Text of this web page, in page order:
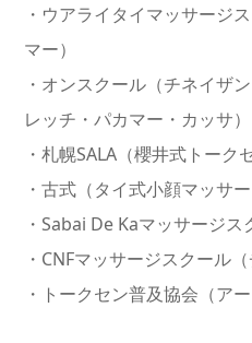
・ウアライタイマッサージ
マー）
・オンスクール（チネイザ
レッチ・パカマー・カッサ）
・札幌SALA（櫻井式トーク
・古式（タイ式小顔マッサー
・Sabai De Kaマッサージス
・CNFマッサージスクール（
・トークセン普及協会（ア